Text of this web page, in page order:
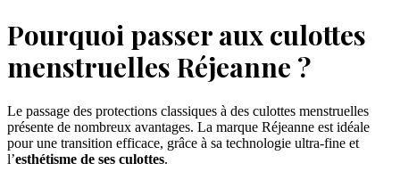
Pourquoi passer aux culottes
menstruelles Réjeanne ?
Le passage des protections classiques à des culottes menstruelles
présente de nombreux avantages. La marque Réjeanne est idéale
pour une transition efficace, grâce à sa technologie ultra-fine et
l’esthétisme de ses culottes.